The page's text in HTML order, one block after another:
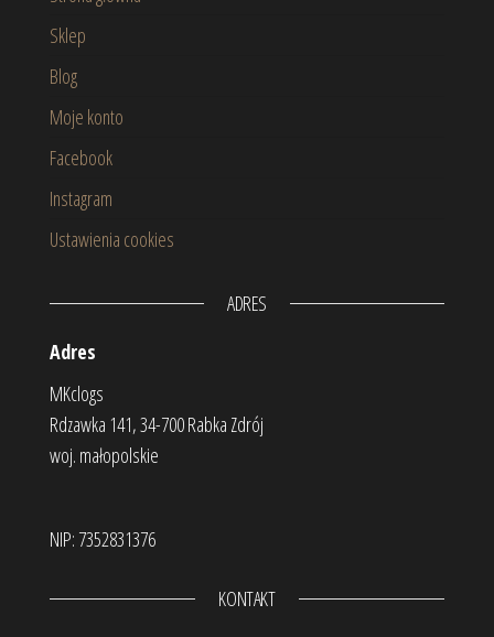
Sklep
Blog
Moje konto
Facebook
Instagram
Ustawienia cookies
ADRES
Adres
MKclogs
Rdzawka 141, 34-700 Rabka Zdrój
woj. małopolskie
NIP: 7352831376
KONTAKT